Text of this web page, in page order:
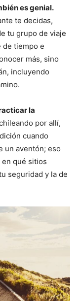
es genial.
te decidas,
tu grupo de viaje
de tiempo e
más, sino
incluyendo
la
por allí,
cuando
un aventón; eso
qué sitios
seguridad y la de